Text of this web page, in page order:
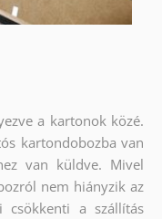
a kartonok közé.
kartondobozba van
van küldve. Mivel
nem hiányzik az
a szállítás